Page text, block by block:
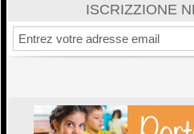
ISCRIZZIONE